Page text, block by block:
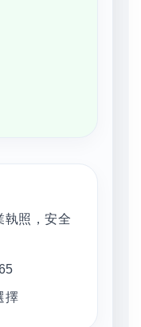
執照，安全
擇